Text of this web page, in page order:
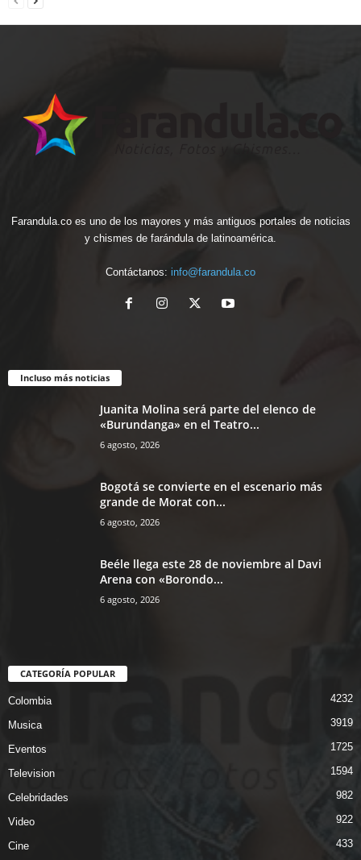
Farandula.co es uno de los mayores y más antiguos portales de noticias
y chismes de farándula de latinoamérica.
Contáctanos: info@farandula.co
Incluso más noticias
Juanita Molina será parte del elenco de
«Burundanga» en el Teatro...
6 agosto, 2026
Bogotá se convierte en el escenario más
grande de Morat con...
6 agosto, 2026
Beéle llega este 28 de noviembre al Davi
Arena con «Borondo...
6 agosto, 2026
CATEGORÍA POPULAR
Colombia 4232
Musica 3919
Eventos 1725
Television 1594
Celebridades 982
Video 922
Cine 433